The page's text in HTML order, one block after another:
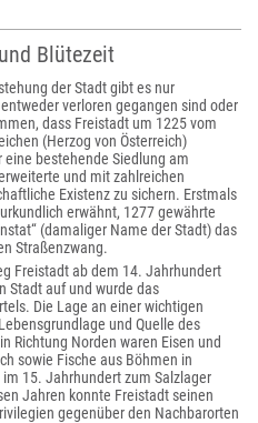
Blütezeit
der Stadt gibt es nur
verloren gegangen sind oder
dass Freistadt um 1225 vom
(Herzog von Österreich)
bestehende Siedlung am
und mit zahlreichen
Existenz zu sichern. Erstmals
erwähnt, 1277 gewährte
(damaliger Name der Stadt) das
Straßenzwang.
Freistadt ab dem 14. Jahrhundert
Stadt auf und wurde das
Die Lage an einer wichtigen
und Quelle des
Richtung Norden waren Eisen und
sowie Fische aus Böhmen in
15. Jahrhundert zum Salzlager
Jahren konnte Freistadt seinen
gegenüber den Nachbarorten